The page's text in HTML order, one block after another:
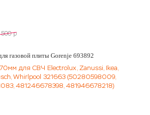
500 p
газовой плиты Gorenje 693892